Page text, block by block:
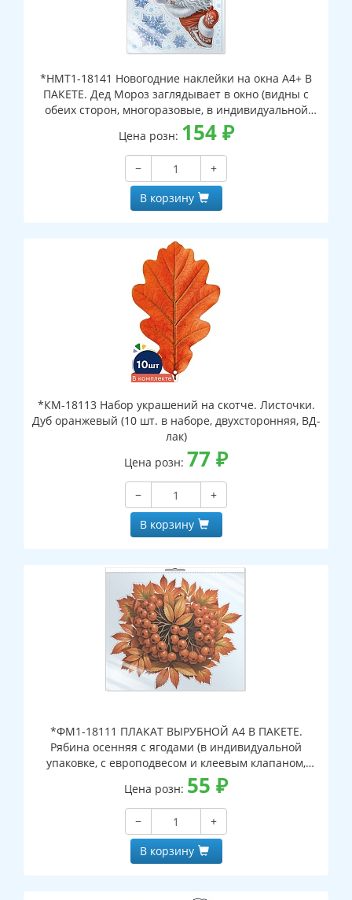
*НМТ1-18141 Новогодние наклейки на окна А4+ В
ПАКЕТЕ. Дед Мороз заглядывает в окно (видны с
обеих сторон, многоразовые, в индивидуальной
упаковке, с европодвесом и клеевым клапаном)
Цена розн: 154₽
−
+
В корзину
*КМ-18113 Набор украшений на скотче. Листочки.
Дуб оранжевый (10 шт. в наборе, двухсторонняя, ВД-
лак)
Цена розн: 77 ₽
−
+
В корзину
*ФМ1-18111 ПЛАКАТ ВЫРУБНОЙ А4 В ПАКЕТЕ.
Рябина осенняя с ягодами (в индивидуальной
упаковке, с европодвесом и клеевым клапаном,
двухсторонний, ВД-лак)
Цена розн: 55 ₽
−
+
В корзину